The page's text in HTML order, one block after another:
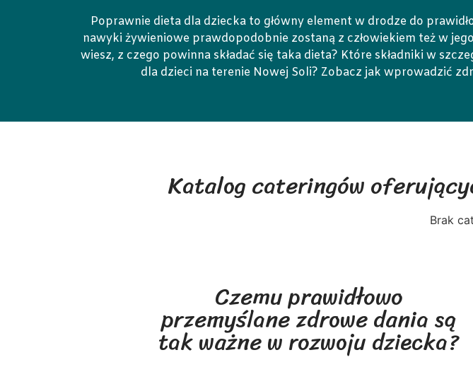
Poprawnie dieta dla dziecka to główny element w drodze do
nawyki żywieniowe prawdopodobnie zostaną z człowiekiem też w
wiesz, z czego powinna składać się taka dieta? Które składniki w
dla dzieci na terenie Nowej Soli? Zobacz jak wprowadzić
Katalog cateringów
Brak
Czemu prawidłowo
przemyślane zdrowe dania są
tak ważne w rozwoju dziecka?